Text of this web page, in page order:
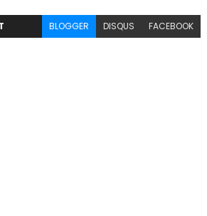
BLOGGER DISQUS FACEBOOK